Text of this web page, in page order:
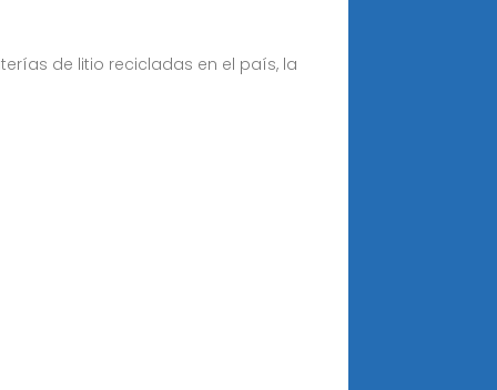
de litio recicladas en el país, la